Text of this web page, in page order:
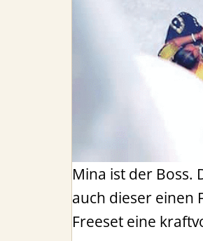
Mina ist der Boss.
auch dieser einen
Freeset eine